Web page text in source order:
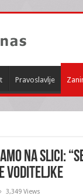
Pravoslavlje
NA
voditeljke
3,349 Views